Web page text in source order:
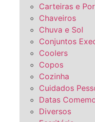
Carteiras e
Chaveiros
Chuva e Sol
Conjuntos
Coolers
Copos
Cozinha
Cuidados
Datas
Diversos